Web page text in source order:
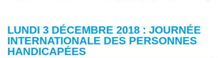
LUNDI 3 DÉCEMBRE 2018 : JOURNÉE
INTERNATIONALE DES PERSONNES
HANDICAPÉES